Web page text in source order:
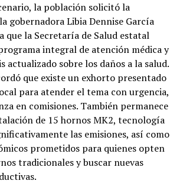
la población solicitó la
gobernadora Libia Dennise García
que la Secretaría de Salud estatal
integral de atención médica y
actualizado sobre los daños a la salud.
que existe un exhorto presentado
para atender el tema con urgencia,
en comisiones. También permanece
de 15 hornos MK2, tecnología
las emisiones, así como
prometidos para quienes opten
tradicionales y buscar nuevas